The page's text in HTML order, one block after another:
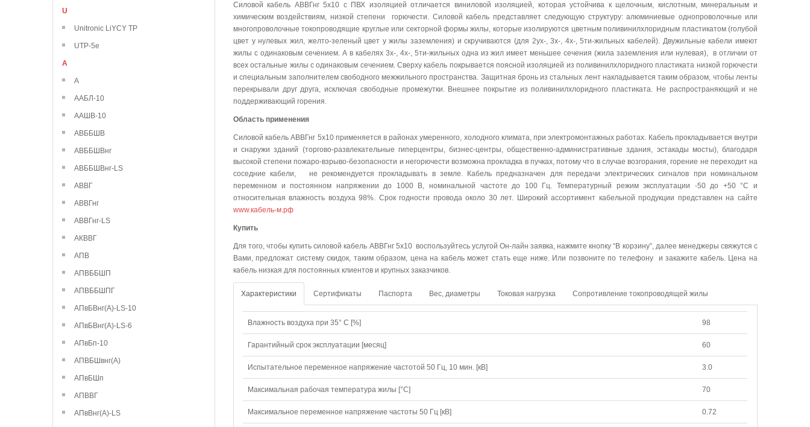
U
Unitronic LiYCY TP
UTP-5e
А
А
ААБЛ-10
ААШВ-10
АВББШВ
АВББШВнг
АВББШВнг-LS
АВВГ
АВВГнг
АВВГнг-LS
АКВВГ
АПВ
АПВББШП
АПВББШПГ
АПвБВнг(А)-LS-10
АПвБВнг(А)-LS-6
АПвБп-10
АПВБШвнг(А)
АПвБШп
АПВВГ
АПвВнг(А)-LS
Силовой кабель АВВГнг 5х10 с ПВХ изоляцией отличается виниловой изоляцией, которая устойчива к щелочным, кислотным, минеральным и
химическим воздействиям, низкой степени горючести. Силовой кабель представляет следующую структуру: алюминиевые однопроволочные или
многопроволочные токопроводящие круглые или секторной формы жилы, которые изолируются цветным поливинилхлоридным пластикатом (голубой
цвет у нулевых жил, желто-зеленый цвет у жилы заземления) и скручиваются (для 2ух-, 3х-, 4х-, 5ти-жильных кабелей). Двужильные кабели имеют
жилы с одинаковым сечением. А в кабелях 3х-, 4х-, 5ти-жильных одна из жил имеет меньшее сечения (жила заземления или нулевая), в отличии от
всех остальные жилы с одинаковым сечением. Сверху кабель покрывается поясной изоляцией из поливинилхлоридного пластиката низкой горючести
и специальным заполнителем свободного межжильного пространства. Защитная бронь из стальных лент накладывается таким образом, чтобы ленты
перекрывали друг друга, исключая свободные промежутки. Внешнее покрытие из поливинилхлоридного пластиката. Не распространяющий и не
поддерживающий горения.
Область применения
Силовой кабель АВВГнг 5х10 применяется в районах умеренного, холодного климата, при электромонтажных работах. Кабель прокладывается внутри
и снаружи зданий (торгово-развлекательные гиперцентры, бизнес-центры, общественно-административные здания, эстакады мосты), благодаря
высокой степени пожаро-взрыво-безопасности и негорючести возможна прокладка в пучках, потому что в случае возгорания, горение не переходит на
соседние кабели, не рекомендуется прокладывать в земле. Кабель предназначен для передачи электрических сигналов при номинальном
переменном и постоянном напряжении до 1000 В, номинальной частоте до 100 Гц. Температурный режим эксплуатации -50 до +50 °C и
относительная влажность воздуха 98%. Срок годности провода около 30 лет. Широкий ассортимент кабельной продукции представлен на сайте
www.кабель-м.рф
Купить
Для того, чтобы купить силовой кабель АВВГнг 5х10 воспользуйтесь услугой Он-лайн заявка, нажмите кнопку “В корзину”, далее менеджеры свяжутся с
Вами, предложат систему скидок, таким образом, цена на кабель может стать еще ниже. Или позвоните по телефону и закажите кабель. Цена на
кабель низкая для постоянных клиентов и крупных заказчиков.
Характеристики Сертификаты Паспорта Вес, диаметры Токовая нагрузка Сопротивление токопроводящей жилы
Влажность воздуха при 35° C [%] 98
Гарантийный срок эксплуатации [месяц] 60
Испытательное переменное напряжение частотой 50 Гц, 10 мин. [кВ] 3.0
Максимальная рабочая температура жилы [°С] 70
Максимальное переменное напряжение частоты 50 Гц [кВ] 0.72